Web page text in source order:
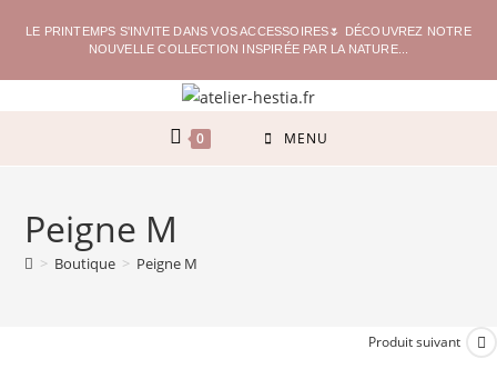
LE PRINTEMPS S'INVITE DANS VOS ACCESSOIRES🌷 DÉCOUVREZ NOTRE
NOUVELLE COLLECTION INSPIRÉE PAR LA NATURE...
0 MENU
Peigne M
> Boutique > Peigne M
Produit suivant